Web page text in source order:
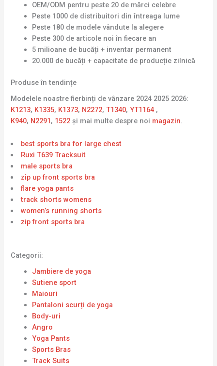
OEM/ODM pentru peste 20 de mărci celebre
Peste 1000 de distribuitori din întreaga lume
Peste 180 de modele vândute la alegere
Peste 300 de articole noi în fiecare an
5 milioane de bucăți + inventar permanent
20.000 de bucăți + capacitate de producție zilnică
Produse în tendințe
Modelele noastre fierbinți de vânzare 2024 2025 2026:
K1213, K1335, K1373, N2272,T1340,YT1164 ,
K940, N2291, 1522și mai multe despre noi magazin.
best sports bra for large chest
Ruxi T639 Tracksuit
male sports bra
zip up front sports bra
flare yoga pants
track shorts womens
women’s running shorts
zip front sports bra
Categorii:
Jambiere de yoga
Sutiene sport
Maiouri
Pantaloni scurți de yoga
Body-uri
Angro
Yoga Pants
Sports Bras
Track Suits